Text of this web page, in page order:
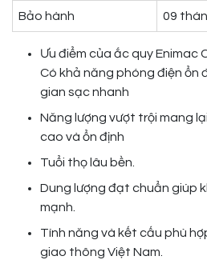
Bảo hành 09
Ưu điểm của ắc quy Enimac
Có khả năng phóng điện ổn
gian sạc nhanh
Năng lượng vượt trội mang
cao và ổn định
Tuổi thọ lâu bền.
Dung lượng đạt chuẩn giúp
mạnh.
Tính năng và kết cấu phù
giao thông Việt Nam.